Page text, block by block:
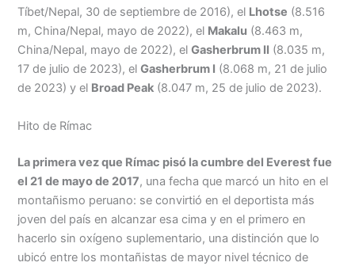
Tíbet/Nepal, 30 de septiembre de 2016), el Lhotse (8.516
m, China/Nepal, mayo de 2022), el Makalu (8.463 m,
China/Nepal, mayo de 2022), elGasherbrum II (8.035 m,
17 de julio de 2023), elGasherbrum I (8.068 m, 21 de julio
de 2023) y el Broad Peak (8.047 m, 25 de julio de 2023).
Hito de Rímac
La primera vez que Rímac pisó la cumbre del Everest fue
el 21 de mayo de 2017, una fecha que marcó un hito en el
montañismo peruano: se convirtió en el deportista más
joven del país en alcanzar esa cima y en el primero en
hacerlo sin oxígeno suplementario, una distinción que lo
ubicó entre los montañistas de mayor nivel técnico de